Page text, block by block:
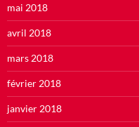
mai 2018
avril 2018
mars 2018
février 2018
janvier 2018